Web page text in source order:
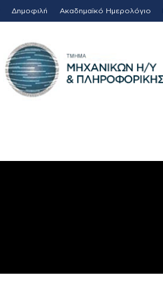
Δημοφιλή Ακαδημαϊκό Ημερολόγιο